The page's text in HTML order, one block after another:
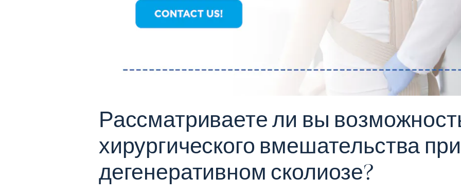
Рассматриваете ли вы
хирургического вмешательства при
дегенеративном сколиозе?